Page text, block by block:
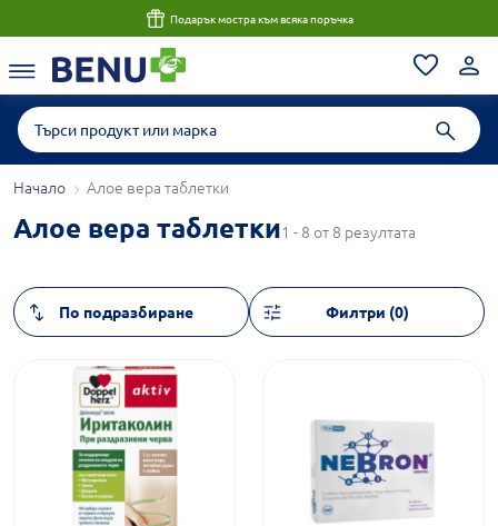
Подарък мостра към всяка поръчка
Начало Алое вера таблетки
Алое вера таблетки1 - 8 от 8 резултата
Филтри (0)